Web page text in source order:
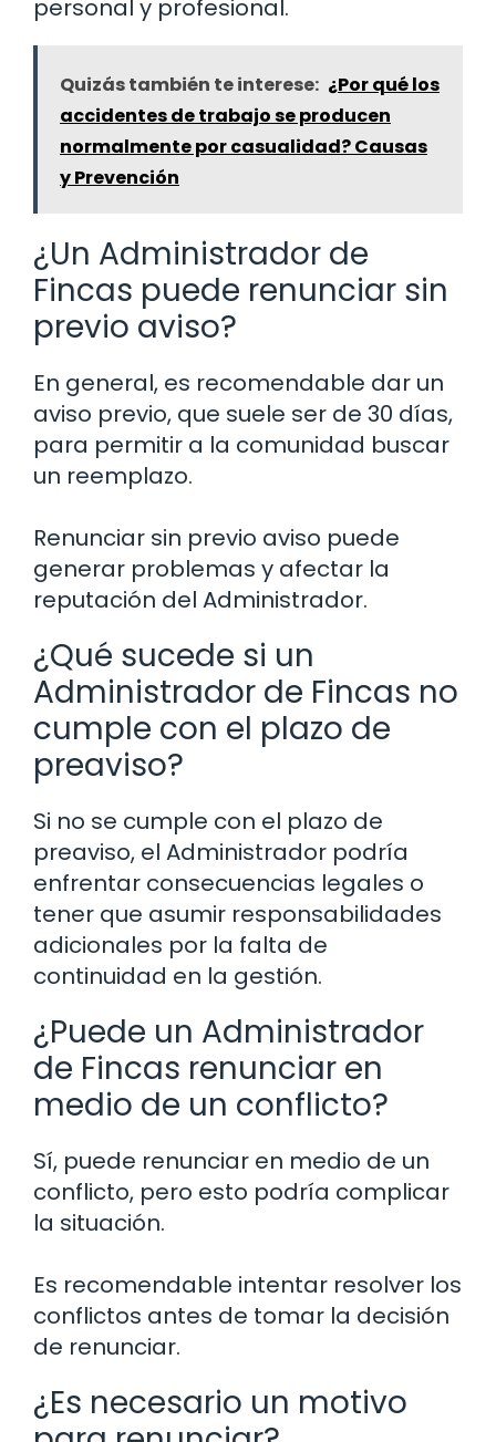
personal y profesional.
Quizás también te interese: ¿Por qué los
accidentes de trabajo se producen
normalmente por casualidad? Causas
y Prevención
¿Un Administrador de
Fincas puede renunciar sin
previo aviso?
En general, es recomendable dar un
aviso previo, que suele ser de 30 días,
para permitir a la comunidad buscar
un reemplazo.
Renunciar sin previo aviso puede
generar problemas y afectar la
reputación del Administrador.
¿Qué sucede si un
Administrador de Fincas no
cumple con el plazo de
preaviso?
Si no se cumple con el plazo de
preaviso, el Administrador podría
enfrentar consecuencias legales o
tener que asumir responsabilidades
adicionales por la falta de
continuidad en la gestión.
¿Puede un Administrador
de Fincas renunciar en
medio de un conflicto?
Sí, puede renunciar en medio de un
conflicto, pero esto podría complicar
la situación.
Es recomendable intentar resolver los
conflictos antes de tomar la decisión
de renunciar.
¿Es necesario un motivo